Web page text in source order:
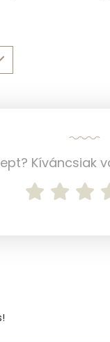
Kíváncsiak